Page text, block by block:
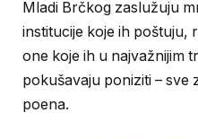
Mladi Brčkog zaslužuju
institucije koje ih poštuju,
one koje ih u najvažnijim
pokušavaju poniziti – sve
poena.